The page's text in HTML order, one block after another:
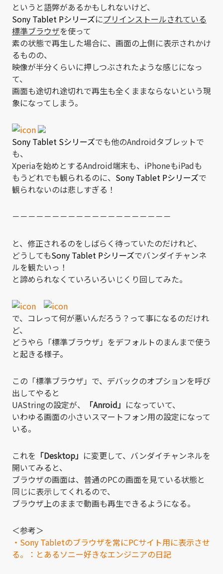
というと語弊があるかもしれないけど、
Sony Tablet Pシリーズにプリインストールされている
標準ブラウザを使って
素の状態で再生した場合に、画面の上側に表示されかけ
るものの、
映像が半分くらいに押しつぶされたような感じになっ
て、
画面も途切れ途切れで再生も全くままならないという現
象になってしまう。
Sony Tablet Sシリーズでも他のAndroidタブレットで
も、
Xperiaを始めとするAndroid端末も、iPhoneもiPadも
もうどれでも観られるのに、 Sony Tablet Pシリーズで
観られないのは悲しすぎる！
－－－－－－－－－－－－－－－－－－－－
と、修正されるのをしばらく待っていたのだけれど、
どうしてもSony Tablet Pシリーズでバンダイチャンネ
ルを観たいっ！
と諦められなくていろいろいじくり回してみた。
で、コレって何が悪いんだろう？って事になるのだけれ
ど、
どうやら「標準ブラウザ」をデフォルトのまんまで使う
と起きる様子。
この「標準ブラウザ」で、デバックのオプションを呼び
出してやると
UAStringの設定が、
「Anroid」 になっていて、
いわゆる画面の小さいスマートフォン用の設定になって
いる。
これを 「Desktop」 に変更して、バンダイチャンネルを
開いてみると、
ブラウザの画面は、普通のPCの画面を見ている状態と
同じに表示してくれるので、
ブラウザ上のままで動画も再生できるようになる。
＜参考＞
・Sony Tabletのブラウザを常にPCサイト用に表示させ
る。：とあるソニー好きなエンジニアの日記